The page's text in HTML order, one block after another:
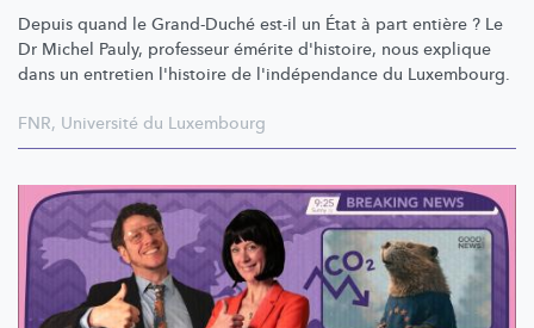
Depuis quand le Grand-Duché est-il un État à part entière ? Le
Dr Michel Pauly, professeur émérite d'histoire, nous explique
dans un entretien l'histoire de l'indépendance du Luxembourg.
FNR, Université du Luxembourg